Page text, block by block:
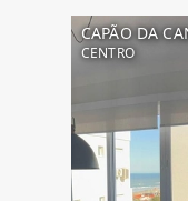
CAPÃO DA
CENTRO